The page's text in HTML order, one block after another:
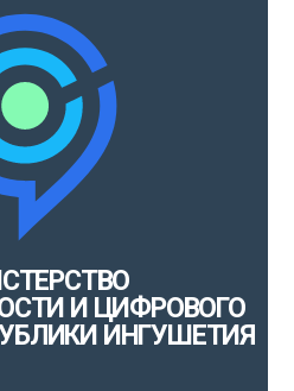
И ЦИФРОВОГО
ИНГУШЕТИЯ